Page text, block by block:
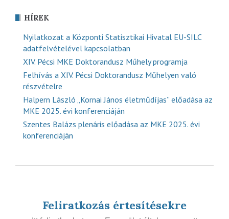
HÍREK
Nyilatkozat a Központi Statisztikai Hivatal EU-SILC
adatfelvételével kapcsolatban
XIV. Pécsi MKE Doktorandusz Műhely programja
Felhívás a XIV. Pécsi Doktorandusz Műhelyen való
részvételre
Halpern László „Kornai János életműdíjas” előadása az
MKE 2025. évi konferenciáján
Szentes Balázs plenáris előadása az MKE 2025. évi
konferenciáján
Feliratkozás értesítésekre